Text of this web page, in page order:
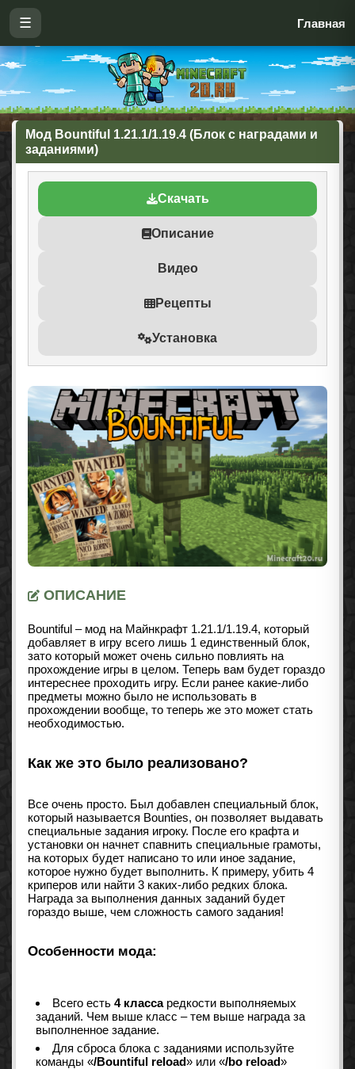
☰ Главная
Мод Bountiful 1.21.1/1.19.4 (Блок с наградами и
заданиями)
Скачать
Описание
Видео
Рецепты
Установка
ОПИСАНИЕ
Bountiful – мод на Майнкрафт 1.21.1/1.19.4, который
добавляет в игру всего лишь 1 единственный блок,
зато который может очень сильно повлиять на
прохождение игры в целом. Теперь вам будет гораздо
интереснее проходить игру. Если ранее какие-либо
предметы можно было не использовать в
прохождении вообще, то теперь же это может стать
необходимостью.
Как же это было реализовано?
Все очень просто. Был добавлен специальный блок,
который называется Bounties, он позволяет выдавать
специальные задания игроку. После его крафта и
установки он начнет спавнить специальные грамоты,
на которых будет написано то или иное задание,
которое нужно будет выполнить. К примеру, убить 4
криперов или найти 3 каких-либо редких блока.
Награда за выполнения данных заданий будет
гораздо выше, чем сложность самого задания!
Особенности мода:
Всего есть 4 классаредкости выполняемых
заданий. Чем выше класс – тем выше награда за
выполненное задание.
Для сброса блока с заданиями используйте
команды «/Bountiful reload» или «/bo reload»